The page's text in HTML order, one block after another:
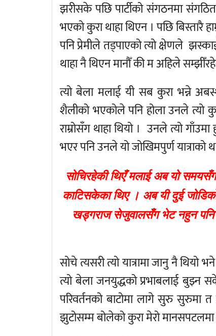
झरीसके पछि पार्टीको संगठनमा
भएको कुरा थाहा थिएन । पछि बिस्तारै
पनि प्रेमीले तड्पाएको त्यो क्षेणले
थाहा नै थिएन मानौँ की म अहिले
त्यो बेला मलाई यी सब कुरा भन्ने
शैलीको भएकोले पनि होला उनले त्यो
राम्रोसँग थाहा थियो । उनले त्यो
भएर पनि उनले यो जोखिमपुर्ण यात्राको
सोचिरहेकी थिएँ मलाई अब यो
काटिसकेका थिए । अब यी दुई
खड्गराज सेजुवालसँग भेट नहुन पनि
सोचे त्यसरी त्यो यात्रामा जानु नै
त्यो बेला जनयुद्धको प्रभाबलाई
परिवर्तनको बाटोमा लागे सुरु सुरुमा
झुटोसम्म बोलेको कुरा मेरो मानसपटलमा